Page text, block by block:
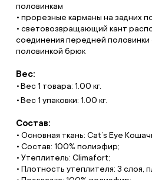
половинкам
• прорезные карманы на задних
• световозвращающий кант
соединения передней
половинкой брюк
Вес:
Вес 1 товара: 1.00 кг.
Вес 1 упаковки: 1.00 кг.
Состав:
• Основная ткань: Cat’s Eye
• Состав: 100% полиэфир;
• Утеплитель: Climafort;
• Плотность утеплителя: 3 слоя,